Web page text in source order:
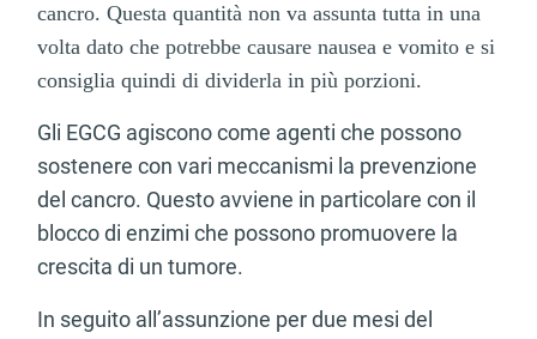
cancro. Questa quantità non va assunta tutta in una
volta dato che potrebbe causare nausea e vomito e si
consiglia quindi di dividerla in più porzioni.
Gli EGCG agiscono come agenti che possono
sostenere con vari meccanismi la prevenzione
del cancro. Questo avviene in particolare con il
blocco di enzimi che possono promuovere la
crescita di un tumore.
In seguito all’assunzione per due mesi del